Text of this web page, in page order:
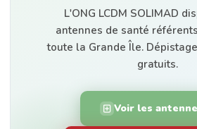
L'ONG LCDM SOLIMAD
antennes de santé
toute la Grande Île.
gratuits.
Voir les